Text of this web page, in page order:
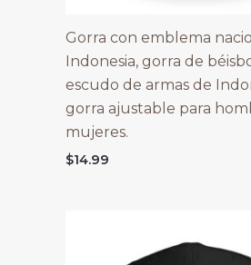
Gorra con emblema
Indonesia, gorra de
escudo de armas de
gorra ajustable para
mujeres.
$14.99